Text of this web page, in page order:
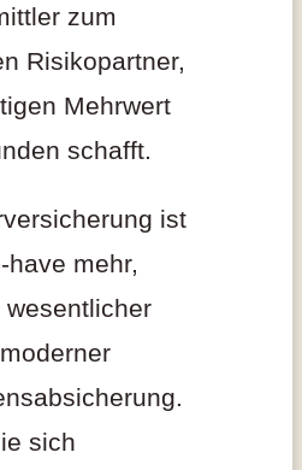
zum
Risikopartner,
Mehrwert
schafft.
ist
have mehr,
sich